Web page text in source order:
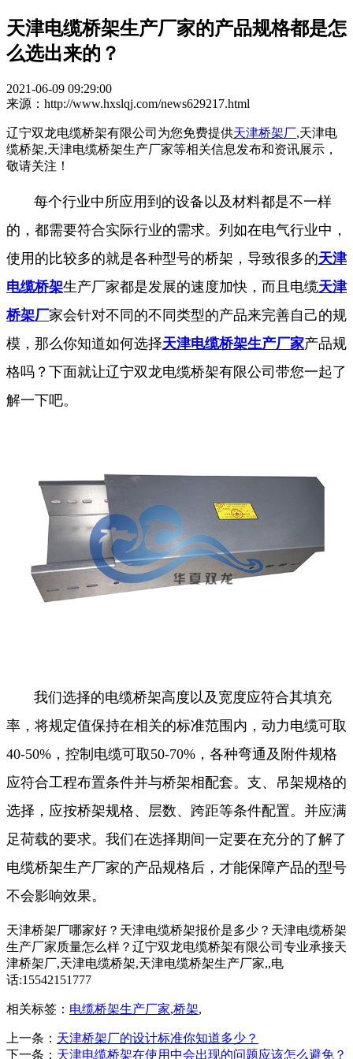
天津电缆桥架生产厂家的产品规格都是怎
么选出来的？
2021-06-09 09:29:00
来源：http://www.hxslqj.com/news629217.html
辽宁双龙电缆桥架有限公司为您免费提供天津桥架厂,天津电
缆桥架,天津电缆桥架生产厂家等相关信息发布和资讯展示，
敬请关注！
每个行业中所应用到的设备以及材料都是不一样
的，都需要符合实际行业的需求。列如在电气行业中，
使用的比较多的就是各种型号的桥架，导致很多的天津
电缆桥架生产厂家都是发展的速度加快，而且电缆天津
桥架厂家会针对不同的不同类型的产品来完善自己的规
模，那么你知道如何选择天津电缆桥架生产厂家产品规
格吗？下面就让辽宁双龙电缆桥架有限公司带您一起了
解一下吧。
我们选择的电缆桥架高度以及宽度应符合其填充
率，将规定值保持在相关的标准范围内，动力电缆可取
40-50%，控制电缆可取50-70%，各种弯通及附件规格
应符合工程布置条件并与桥架相配套。支、吊架规格的
选择，应按桥架规格、层数、跨距等条件配置。并应满
足荷载的要求。我们在选择期间一定要在充分的了解了
电缆桥架生产厂家的产品规格后，才能保障产品的型号
不会影响效果。
天津桥架厂哪家好？天津电缆桥架报价是多少？天津电缆桥架
生产厂家质量怎么样？辽宁双龙电缆桥架有限公司专业承接天
津桥架厂,天津电缆桥架,天津电缆桥架生产厂家,,电
话:15542151777
相关标签： 电缆桥架生产厂家,桥架,
上一条： 天津桥架厂的设计标准你知道多少？
下一条： 天津电缆桥架在使用中会出现的问题应该怎么避免？